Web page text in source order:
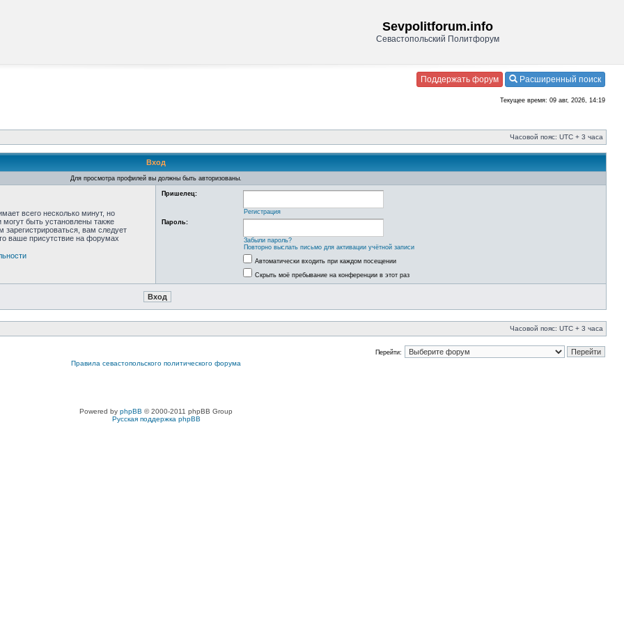
Sevpolitforum.info
Севастопольский Политфорум
Поддержать форум Расширенный поиск
Текущее время: 09 авг, 2026, 14:19
Часовой пояс: UTC + 3 часа
Вход
Для просмотра профилей вы должны быть авторизованы.
всего несколько минут, но
быть установлены также
зарегистрироваться, вам следует
ваше присутствие на форумах
Пришелец:
Регистрация
Пароль:
Забыли пароль?
Повторно выслать письмо для активации учётной записи
Автоматически входить при каждом посещении
Скрыть моё пребывание на конференции в этот раз
Часовой пояс: UTC + 3 часа
Перейти:
Правила севастопольского политического форума
Powered by phpBB © 2000-2011 phpBB Group
Русская поддержка phpBB